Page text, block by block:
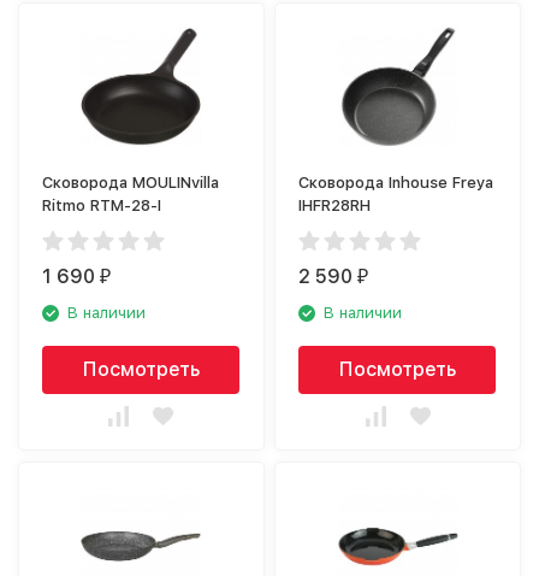
Сковорода MOULINvilla
Ritmo RTM-28-I
1 690₽
В наличии
Посмотреть
Сковорода Inhouse Freya
IHFR28RH
2 590₽
В наличии
Посмотреть